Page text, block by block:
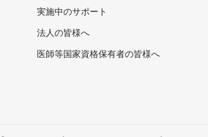
実施中のサポート
法人の皆様へ
医師等国家資格保有者の皆様へ